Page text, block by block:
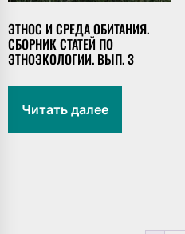
ЭТНОС И СРЕДА ОБИТАНИЯ.
СБОРНИК СТАТЕЙ ПО
ЭТНОЭКОЛОГИИ. ВЫП. 3
Читать далее